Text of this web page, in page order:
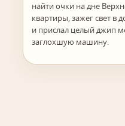
найти очки на дне
квартиры, зажег свет
и прислал целый джип
заглохшую машину.